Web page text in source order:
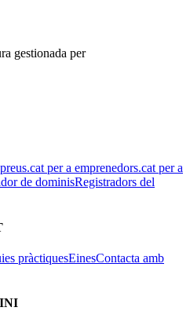
gestionada per
.cat per a emprenedors.cat per a
de dominisRegistradors del
pràctiquesEinesContacta amb